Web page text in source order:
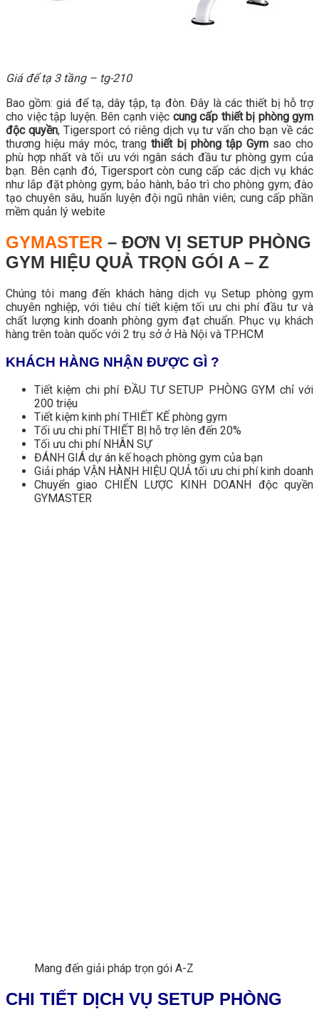
Giá để tạ 3 tầng – tg-210
Bao gồm: giá để tạ, dây tập, tạ đòn. Đây là các thiết bị hỗ trợ
cho việc tập luyện. Bên cạnh việc cung cấp thiết bị phòng gym
độc quyền, Tigersport có riêng dịch vụ tư vấn cho bạn về các
thương hiệu máy móc, trangthiết bị phòng tập Gymsao cho
phù hợp nhất và tối ưu với ngân sách đầu tư phòng gym của
bạn. Bên cạnh đó, Tigersport còn cung cấp các dịch vụ khác
như lắp đặt phòng gym; bảo hành, bảo trì cho phòng gym; đào
tạo chuyên sâu, huấn luyện đội ngũ nhân viên; cung cấp phần
mềm quản lý webite
GYMASTER – ĐƠN VỊ SETUP PHÒNG
GYM HIỆU QUẢ TRỌN GÓI A – Z
Chúng tôi mang đến khách hàng dịch vụ Setup phòng gym
chuyên nghiệp, với tiêu chí tiết kiệm tối ưu chi phí đầu tư và
chất lượng kinh doanh phòng gym đạt chuẩn. Phục vụ khách
hàng trên toàn quốc với 2 trụ sở ở Hà Nội và TP.HCM
KHÁCH HÀNG NHẬN ĐƯỢC GÌ ?
Tiết kiệm chi phí ĐẦU TƯ SETUP PHÒNG GYM chỉ với
200 triệu
Tiết kiệm kinh phí THIẾT KẾ phòng gym
Tối ưu chi phí THIẾT BỊ hỗ trợ lên đến 20%
Tối ưu chi phí NHÂN SỰ
ĐÁNH GIÁ dự án kế hoạch phòng gym của bạn
Giải pháp VẬN HÀNH HIỆU QUẢ tối ưu chi phí kinh doanh
Chuyển giao CHIẾN LƯỢC KINH DOANH độc quyền
GYMASTER
Mang đến giải pháp trọn gói A-Z
CHI TIẾT DỊCH VỤ SETUP PHÒNG